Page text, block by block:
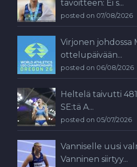
tavoitteen: Ei s...
posted on 07/08/2026
Virjonen johdossa
ottelupäivään...
posted on 06/08/2026
Heltelä taivutti
SE:tä A...
posted on 05/07/2026
Vanniselle uusi
Vanninen siirtyy...